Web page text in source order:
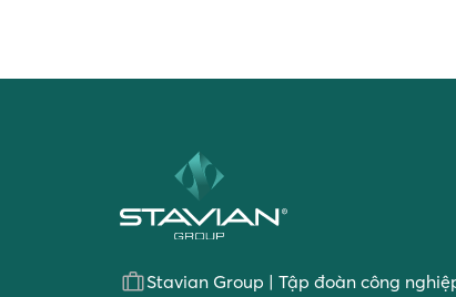
Stavian Group | Tập đoàn công